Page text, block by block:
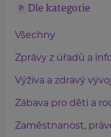
Dle kategorie
Všechny
Zprávy z úřadů a
Výživa a zdravý
Zábava pro děti a
Zaměstnanost,